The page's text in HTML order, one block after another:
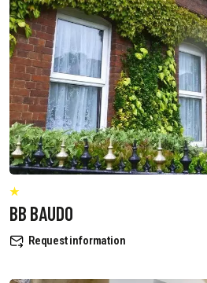
BB BAUDO
Request information